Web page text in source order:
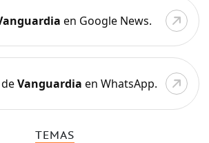
en Google News.
Vanguardia en WhatsApp.
TEMAS